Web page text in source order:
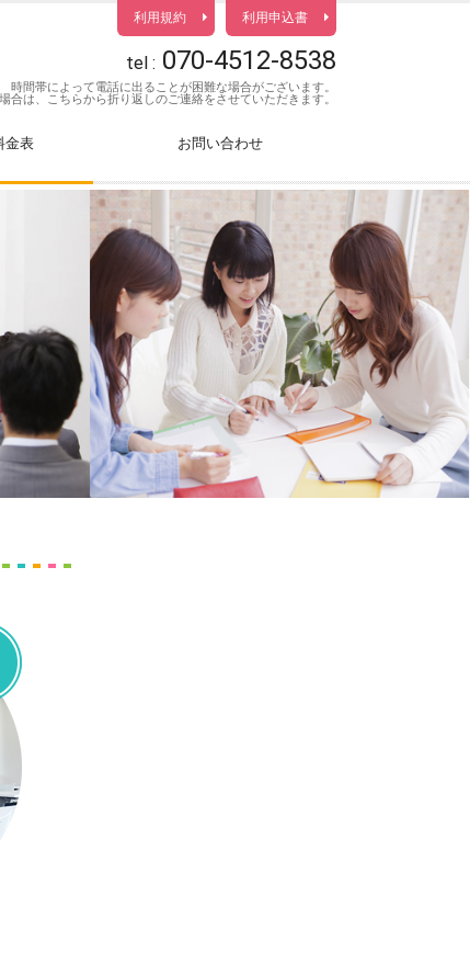
利用申込書
利用規約
tel : 070-4512-8538
時間帯によって電話に出ることが困難な場合がございます。
合は、こちらから折り返しのご連絡をさせていただきます。
金表 お問い合わせ